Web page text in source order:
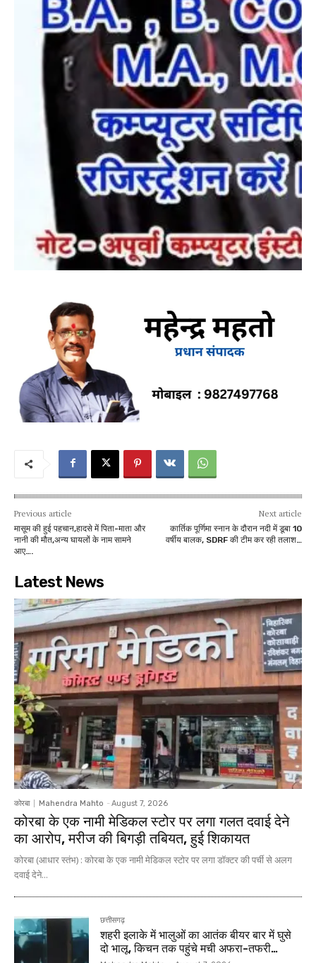
Previous article
मासूम की हुई पहचान,हादसे में पिता-माता और
नानी की मौत,अन्य घायलों के नाम सामने
आए….
Next article
कार्तिक पूर्णिमा स्नान के दौरान नदी में डूबा 10
वर्षीय बालक, SDRF की टीम कर रही तलाश…
Latest News
कोरबा Mahendra Mahto - August 7, 2026
कोरबा के एक नामी मेडिकल स्टोर पर लगा गलत दवाई देने
का आरोप, मरीज की बिगड़ी तबियत, हुई शिकायत
कोरबा (आधार स्तंभ) : कोरबा के एक नामी मेडिकल स्टोर पर लगा डॉक्टर की पर्ची से अलग
दवाई देने...
छत्तीसगढ़
शहरी इलाके में भालुओं का आतंक बीयर बार में घुसे
दो भालू, किचन तक पहुंचे मची अफरा-तफरी…